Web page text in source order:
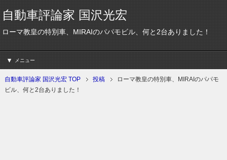
自動車評論家 国沢光宏
ローマ教皇の特別車、MIRAIのパパモビル、何と2台ありました！
メニュー
自動車評論家 国沢光宏 TOP 投稿
ローマ教皇の特別車、MIRAIのパパモ
ビル、何と2台ありました！